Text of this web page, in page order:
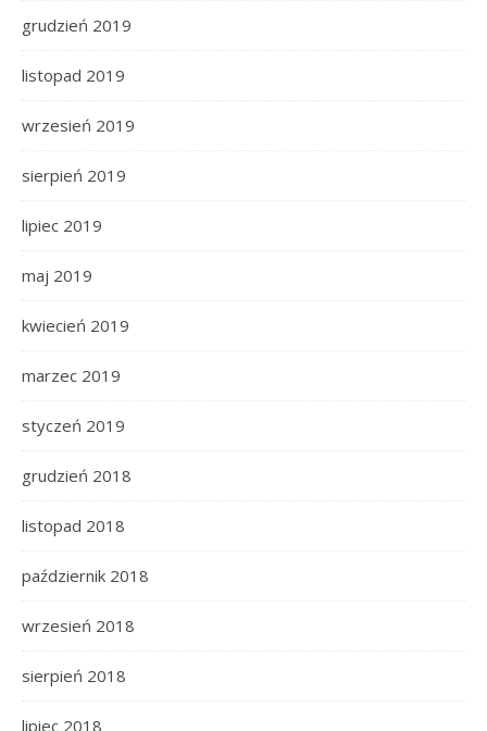
grudzień 2019
listopad 2019
wrzesień 2019
sierpień 2019
lipiec 2019
maj 2019
kwiecień 2019
marzec 2019
styczeń 2019
grudzień 2018
listopad 2018
październik 2018
wrzesień 2018
sierpień 2018
lipiec 2018